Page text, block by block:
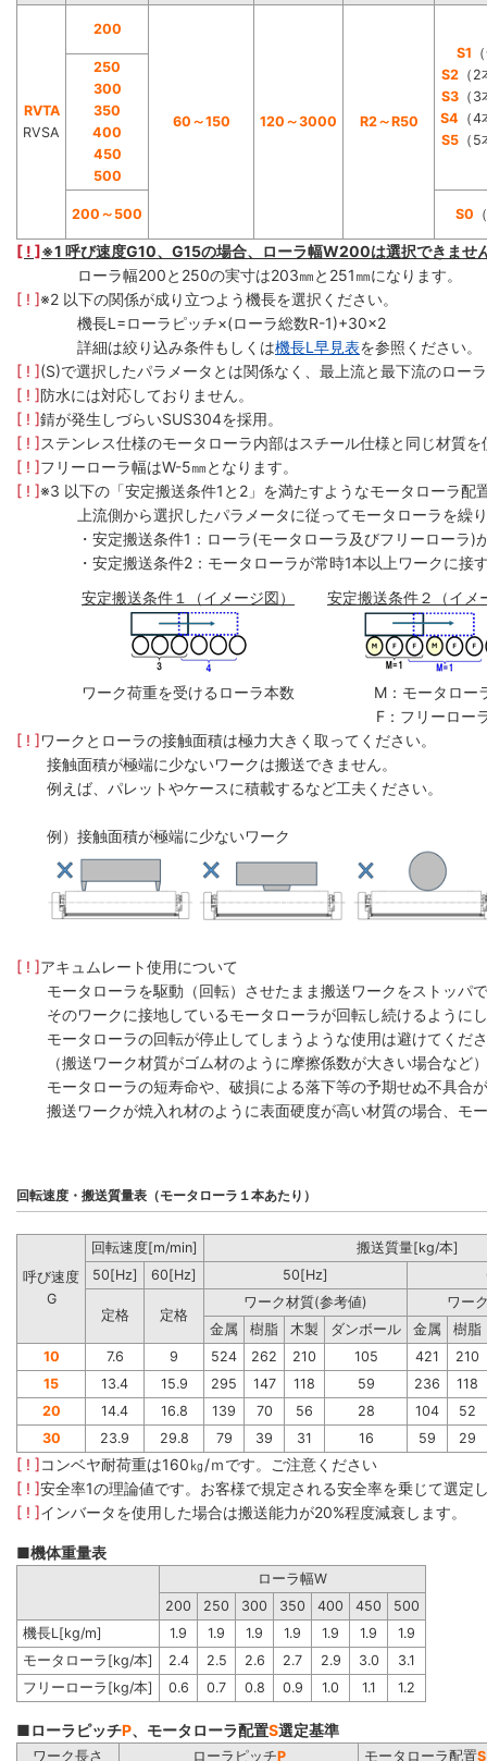
RVTA
RVSA
200
60～150 120～3000 R2～R50
S1
S2（2
S3（3
S4 （
S5（5
250
300
350
400
450
500
200～500 S0
[ ! ]※1 呼び速度G10、G15の場合、ローラ幅W200は選択できませ
ローラ幅200と250の実寸は203㎜と251㎜になります。
[ ! ]※2 以下の関係が成り立つよう機長を選択ください。
機長L=ローラピッチ×(ローラ総数R-1)+30×2
詳細は絞り込み条件もしくは機長L早見表を参照ください。
[ ! ](S)で選択したパラメータとは関係なく、最上流と最下流のロー
[ ! ]防水には対応しておりません。
[ ! ]錆が発生しづらいSUS304を採用。
[ ! ]ステンレス仕様のモータローラ内部はスチール仕様と同じ材質
[ ! ]フリーローラ幅はW-5㎜となります。
[ ! ]※3 以下の「安定搬送条件1と2」を満たすようなモータローラ配
上流側から選択したパラメータに従ってモータローラを繰
・安定搬送条件1：ローラ(モータローラ及びフリーローラ
・安定搬送条件2：モータローラが常時1本以上ワークに接
安定搬送条件１（イメージ図）
ワーク荷重を受けるローラ本数
安定搬送条件２（イメ
M：モータロー
F：フリーロー
[ ! ]ワークとローラの接触面積は極力大きく取ってください。
接触面積が極端に少ないワークは搬送できません。
例えば、パレットやケースに積載するなど工夫ください。
例）接触面積が極端に少ないワーク
[ ! ]アキュムレート使用について
モータローラを駆動（回転）させたまま搬送ワークをストッパ
そのワークに接地しているモータローラが回転し続けるように
モータローラの回転が停止してしまうような使用は避けてくだ
（搬送ワーク材質がゴム材のように摩擦係数が大きい場合など）
モータローラの短寿命や、破損による落下等の予期せぬ不具合
搬送ワークが焼入れ材のように表面硬度が高い材質の場合、モ
回転速度・搬送質量表（モータローラ１本あたり）
呼び速度
G
回転速度[m/min]
搬送質量[kg/本]
50[Hz]
60[Hz] 50[Hz]
定格 定格
ワーク材質(参考値)
ワー
金属
樹脂 木製 ダンボール 金属
樹脂
10
7.6 9 524 262 210 105 421
210
15
13.4 15.9 295 147 118 59 236
118
20
14.4 16.8 139 70 56 28 104
52
30
23.9 29.8 79 39 31 16 59 29
[ ! ]コンベヤ耐荷重は160㎏/ｍです。ご注意ください
[ ! ]安全率1の理論値です。お客様で規定される安全率を乗じて選定
[ ! ]インバータを使用した場合は搬送能力が20%程度減衰します。
■機体重量表
ローラ幅W
200
250 300 350 400 450
500
機長L[kg/m]
1.9 1.9 1.9 1.9 1.9 1.9
1.9
モータローラ[kg/本]
2.4 2.5 2.6 2.7 2.9 3.0
3.1
フリーローラ[kg/本]
0.6 0.7 0.8 0.9 1.0 1.1 1.2
■ローラピッチP、モータローラ配置S選定基準
ワーク長さ ローラピッチP モータローラ配置S